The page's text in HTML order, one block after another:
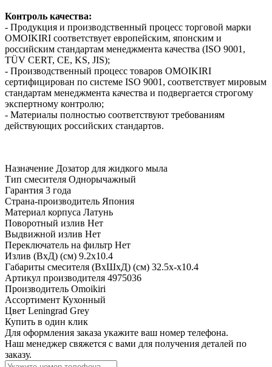
Контроль качества:
- Продукция и производственный процесс торговой марки
OMOIKIRI соответствует европейским, японским и
российским стандартам менеджмента качества (ISO 9001,
TÜV CERT, CE, KS, JIS);
- Производственный процесс товаров OMOIKIRI
сертифицирован по системе ISO 9001, соответствует мировым
стандартам менеджмента качества и подвергается строгому
экспертному контролю;
- Материалы полностью соответствуют требованиям
действующих российских стандартов.
Назначение Дозатор для жидкого мыла
Тип смесителя Однорычажный
Гарантия 3 года
Страна-производитель Япония
Материал корпуса Латунь
Поворотный излив Нет
Выдвижной излив Нет
Переключатель на фильтр Нет
Излив (ВхД) (см) 9.2х10.4
Габариты смесителя (ВхШхД) (см) 32.5х-х10.4
Артикул производителя 4975036
Производитель Omoikiri
Ассортимент Кухонный
Цвет Leningrad Grey
Купить в один клик
Для оформления заказа укажите ваш номер телефона.
Наш менеджер свяжется с вами для получения деталей по
заказу.